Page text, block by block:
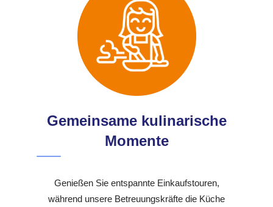
Gemeinsame kulinarische
Momente
Genießen Sie entspannte Einkaufstouren,
während unsere Betreuungskräfte die Küche